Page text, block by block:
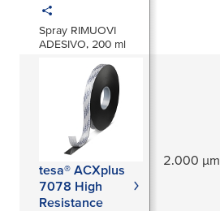
Spray RIMUOVI
ADESIVO, 200 ml
tesa® ACXplus
7078 High
Resistance
2.000 µm